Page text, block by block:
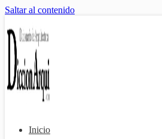
Saltar al contenido
Inicio